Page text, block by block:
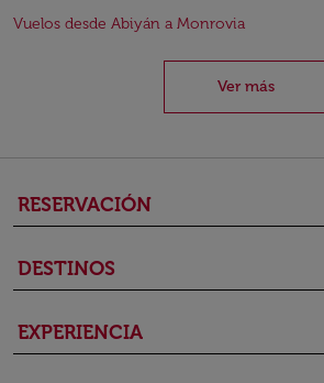
Vuelos desde Abiyán a Monrovia
Ver más
RESERVACIÓN
DESTINOS
EXPERIENCIA